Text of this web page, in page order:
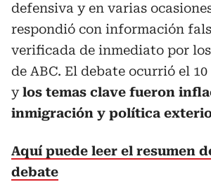
defensiva y en varias
respondió con información
verificada de inmediato por
de ABC. El debate ocurrió el
ylos temas clave fueron
inmigración y política
Aquí puede leer el resumen
debate